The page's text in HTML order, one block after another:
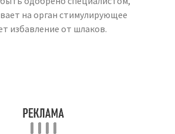
на орган стимулирующее
избавление от шлаков.